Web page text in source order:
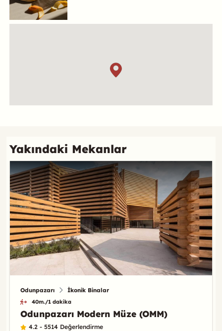
Yakındaki Mekanlar
Odunpazarı İkonik Binalar
40m./1 dakika
Odunpazarı Modern Müze (OMM)
4.2 - 5514 Değerlendirme